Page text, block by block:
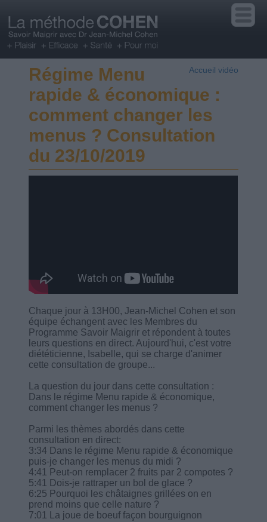
Accueil vidéo
Régime Menu
rapide & économique :
comment changer les
menus ? Consultation
du 23/10/2019
Chaque jour à 13H00, Jean-Michel Cohen et son
équipe échangent avec les Membres du
Programme Savoir Maigrir et répondent à toutes
leurs questions en direct. Aujourd'hui, c'est votre
diététicienne, Isabelle, qui se charge d'animer
cette consultation de groupe...
La question du jour dans cette consultation :
Dans le régime Menu rapide & économique,
comment changer les menus ?
Parmi les thèmes abordés dans cette
consultation en direct:
3:34 Dans le régime Menu rapide & économique
puis-je changer les menus du midi ?
4:41 Peut-on remplacer 2 fruits par 2 compotes ?
5:41 Dois-je rattraper un bol de glace ?
6:25 Pourquoi les châtaignes grillées on en
prend moins que celle nature ?
7:01 La joue de boeuf façon bourguignon